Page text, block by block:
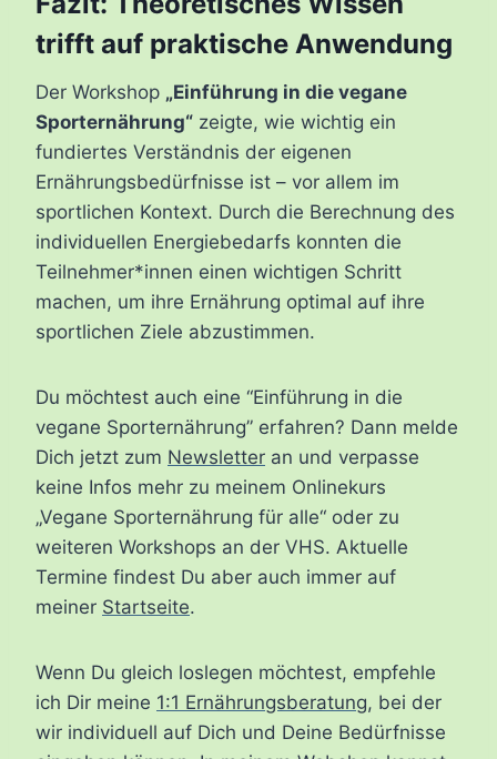
trifft auf praktische Anwendung
Der Workshop „Einführung in die vegane
Sporternährung“ zeigte, wie wichtig ein
fundiertes Verständnis der eigenen
Ernährungsbedürfnisse ist – vor allem im
sportlichen Kontext. Durch die Berechnung des
individuellen Energiebedarfs konnten die
Teilnehmer*innen einen wichtigen Schritt
machen, um ihre Ernährung optimal auf ihre
sportlichen Ziele abzustimmen.
Du möchtest auch eine “Einführung in die
vegane Sporternährung” erfahren? Dann melde
Dich jetzt zum Newsletter an und verpasse
keine Infos mehr zu meinem Onlinekurs
„Vegane Sporternährung für alle“ oder zu
weiteren Workshops an der VHS. Aktuelle
Termine findest Du aber auch immer auf
meiner Startseite.
Wenn Du gleich loslegen möchtest, empfehle
ich Dir meine 1:1 Ernährungsberatung, bei der
wir individuell auf Dich und Deine Bedürfnisse